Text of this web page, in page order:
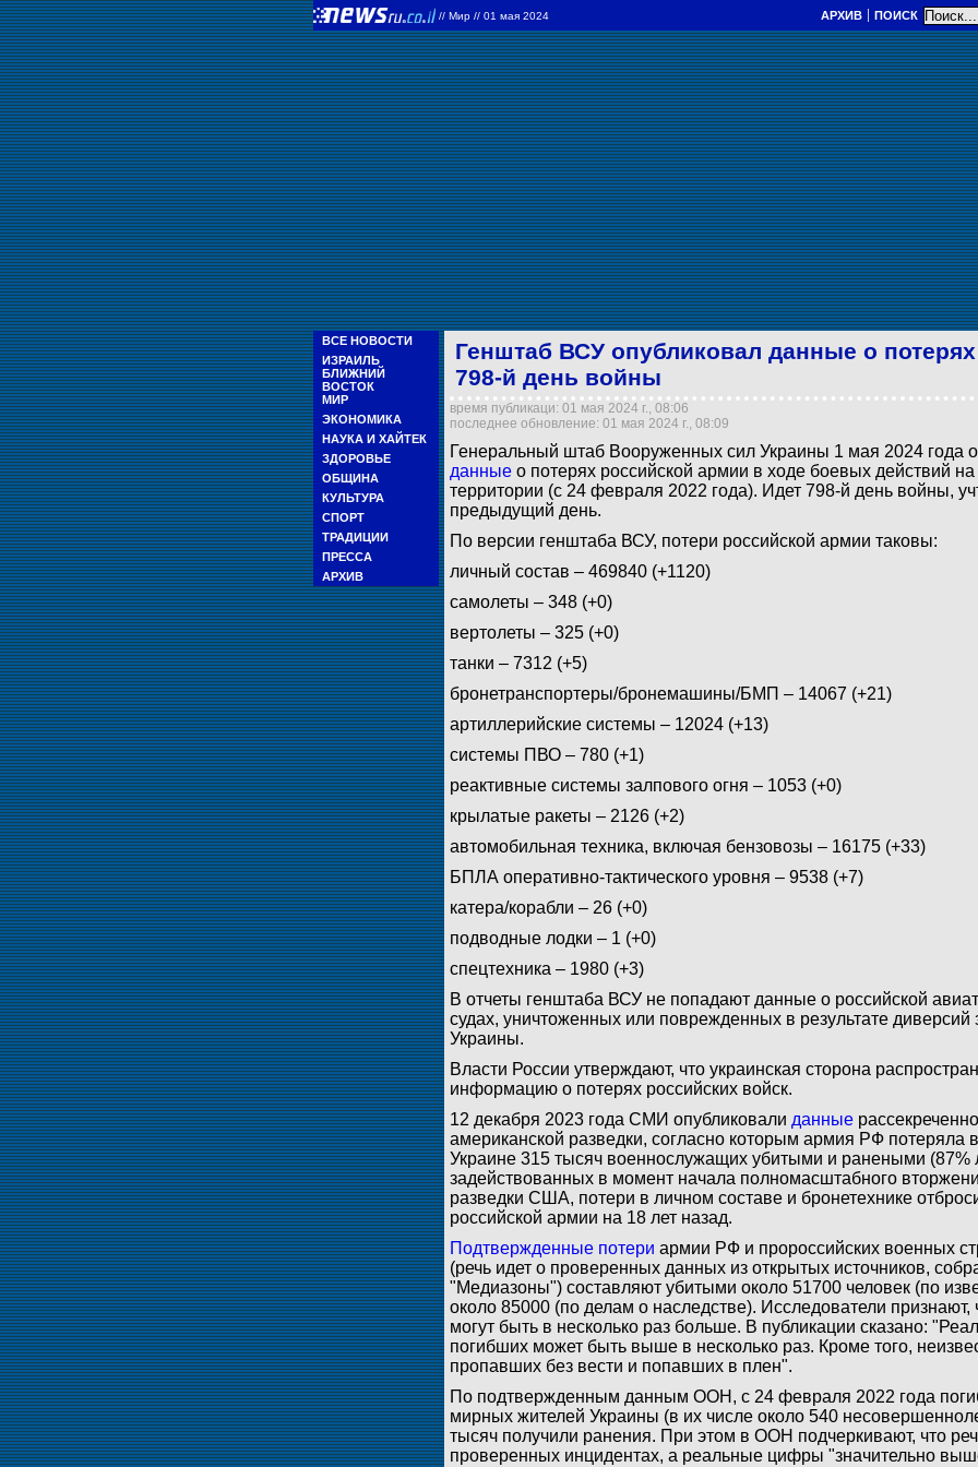
// Мир // 01 мая 2024 АРХИВ ПОИСК
ВСЕ НОВОСТИ
ИЗРАИЛЬ
БЛИЖНИЙ
ВОСТОК
МИР
ЭКОНОМИКА
НАУКА И ХАЙТЕК
ЗДОРОВЬЕ
ОБЩИНА
КУЛЬТУРА
СПОРТ
ТРАДИЦИИ
ПРЕССА
АРХИВ
Генштаб ВСУ опубликовал данные о
798-й день войны
время публикаци: 01 мая 2024 г., 08:06
последнее обновление: 01 мая 2024 г., 08:09
Генеральный штаб Вооруженных сил Украины 1 мая 2024 года
данные о потерях российской армии в ходе боевых действий на
территории (с 24 февраля 2022 года). Идет 798-й день войны,
предыдущий день.
По версии генштаба ВСУ, потери российской армии таковы:
личный состав – 469840 (+1120)
самолеты – 348 (+0)
вертолеты – 325 (+0)
танки – 7312 (+5)
бронетранспортеры/бронемашины/БМП – 14067 (+21)
артиллерийские системы – 12024 (+13)
системы ПВО – 780 (+1)
реактивные системы залпового огня – 1053 (+0)
крылатые ракеты – 2126 (+2)
автомобильная техника, включая бензовозы – 16175 (+33)
БПЛА оперативно-тактического уровня – 9538 (+7)
катера/корабли – 26 (+0)
подводные лодки – 1 (+0)
спецтехника – 1980 (+3)
В отчеты генштаба ВСУ не попадают данные о российской
судах, уничтоженных или поврежденных в результате диверсий
Украины.
Власти России утверждают, что украинская сторона
информацию о потерях российских войск.
12 декабря 2023 года СМИ опубликовали данные
американской разведки, согласно которым армия РФ потеряла
Украине 315 тысяч военнослужащих убитыми и ранеными (87%
задействованных в момент начала полномасштабного
разведки США, потери в личном составе и бронетехнике
российской армии на 18 лет назад.
Подтвержденные потери армии РФ и пророссийских военных
(речь идет о проверенных данных из открытых источников,
"Медиазоны") составляют убитыми около 51700 человек (по
около 85000 (по делам о наследстве). Исследователи признают,
могут быть в несколько раз больше. В публикации сказано:
погибших может быть выше в несколько раз. Кроме того,
пропавших без вести и попавших в плен".
По подтвержденным данным ООН, с 24 февраля 2022 года
мирных жителей Украины (в их числе около 540
тысяч получили ранения. При этом в ООН подчеркивают, что
проверенных инцидентах, а реальные цифры "значительно